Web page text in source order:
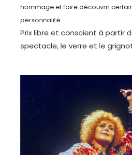
hommage et faire découvrir
personnalité.
Prix libre et conscient à partir
spectacle, le verre et le